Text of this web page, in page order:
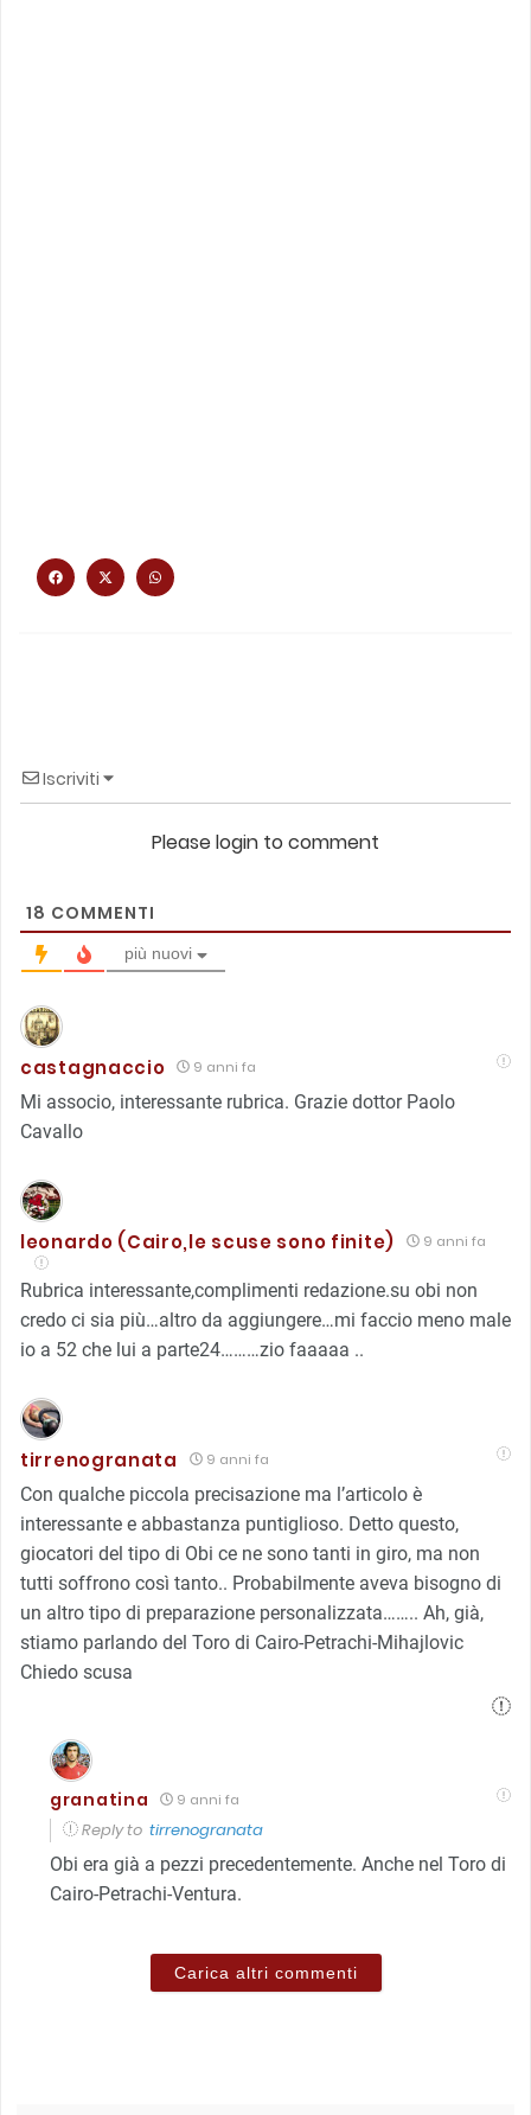
Iscriviti
Please login to comment
18 COMMENTI
più nuovi
castagnaccio 9 anni fa
Mi associo, interessante rubrica. Grazie dottor Paolo
Cavallo
leonardo (Cairo,le scuse sono finite) 9 anni fa
Rubrica interessante,complimenti redazione.su obi non
credo ci sia più…altro da aggiungere…mi faccio meno male
io a 52 che lui a parte24………zio faaaaa ..
tirrenogranata 9 anni fa
Con qualche piccola precisazione ma l’articolo è
interessante e abbastanza puntiglioso. Detto questo,
giocatori del tipo di Obi ce ne sono tanti in giro, ma non
tutti soffrono così tanto.. Probabilmente aveva bisogno di
un altro tipo di preparazione personalizzata…….. Ah, già,
stiamo parlando del Toro di Cairo-Petrachi-Mihajlovic
Chiedo scusa
granatina 9 anni fa
Reply to tirrenogranata
Obi era già a pezzi precedentemente. Anche nel Toro di
Cairo-Petrachi-Ventura.
Carica altri commenti